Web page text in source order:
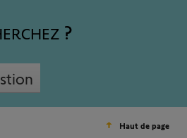
Haut de page